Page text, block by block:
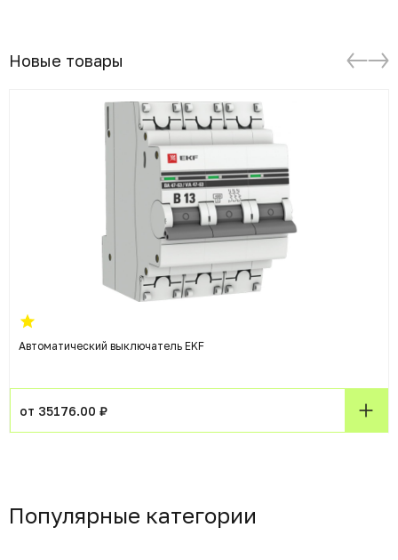
Новые товары
Автоматический выключатель EKF
от 35176.00 ₽
Популярные категории